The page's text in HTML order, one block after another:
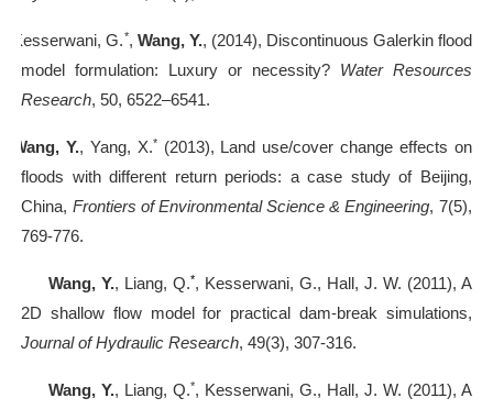
Kesserwani, G.*, Wang, Y., (2014), Discontinuous Galerkin flood
model formulation: Luxury or necessity? Water Resources
Research, 50, 6522–6541.
Wang, Y., Yang, X.*(2013), Land use/cover change effects on
floods with different return periods: a case study of Beijing,
China, Frontiers of Environmental Science & Engineering, 7(5),
769-776.
Wang, Y., Liang, Q.*, Kesserwani, G., Hall, J. W. (2011), A
2D shallow flow model for practical dam-break simulations,
Journal of Hydraulic Research, 49(3), 307-316.
Wang, Y., Liang, Q.*, Kesserwani, G., Hall, J. W. (2011), A